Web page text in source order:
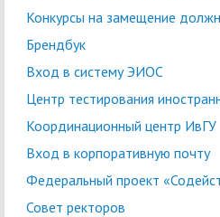
Конкурсы на замещение
Брендбук
Вход в систему ЭИОС
Центр тестирования
Координационный центр ИвГУ
Вход в корпоративную почту
Федеральный проект
Совет ректоров